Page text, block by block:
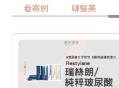
看案例 聊醫美